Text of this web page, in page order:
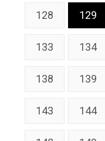
128 129
133 134
138 139
143 144